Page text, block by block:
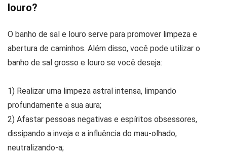
louro?
O banho de sal e louro serve para promover limpeza e
abertura de caminhos. Além disso, você pode utilizar o
banho de sal grosso e louro se você deseja:
1) Realizar uma limpeza astral intensa, limpando
profundamente a sua aura;
2) Afastar pessoas negativas e espíritos obsessores,
dissipando a inveja e a influência do mau-olhado,
neutralizando-a;